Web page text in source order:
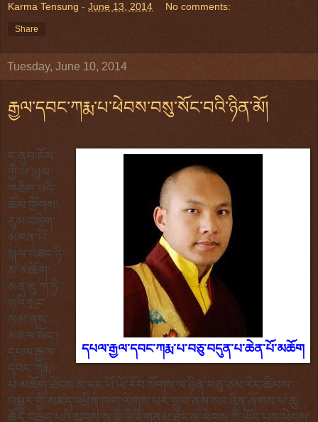
Karma Tensung - June 13, 2014 No comments:
Share
Tuesday, June 10, 2014
རྒྱལ་དབང་ཀརྨ་པ་ཕེབས་བསུ་སོང་བའི་ཉིན་མོ།
དཔལ་རྒྱལ་དབང་ཀརྨ་པ་བཅུ་བདུན་པ་ཆེན་པོ་མཆོག
ད་ནུབ་ངོས་
ཀྱི་ཕ་ཡུལ་
གཅིག་པའི་
ཆོས་གྲོགས་
རུམ་བཏེག་
མཁན་པོ་
སྐལ་བཟང་ཉི་
མ་མཆོག་
མན་ཇུ་ཀ་ཏྲི་
ལའི་སྲང་
ལམ་ནས་
མཇལ་སོང་།
དཔལ་རྒྱལ་
དབང་ཀརྨ་
པ་མཆོག་ཐེངས་མ་དང་པོ་ཡོ་རོབ་སོགས་ལ་ཉིན་བཅུ་ཙམ་རིང་ཆིབས་
བསྒྱུར་གྱི་མཛད་འཕྲིན་ཁག་ལེགས་པར་གྲུབ་ནས་སང་ཉིན་ཞོགས་པ་ཆུ་
ཚོད་བརྒྱད་པའི་སྐབས་སུ་ལྡི་ལིའི་གནམ་ཐང་ལ་ཕེབས་ཀྱི་ཡོད་པས་ཕེབས་